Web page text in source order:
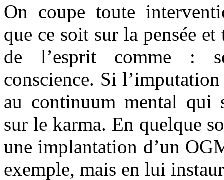
On coupe toute
que ce soit sur la pensée
de l’esprit comme :
conscience. Si
au continuum mental qui
sur le karma. En quelque
une implantation d’un
exemple, mais en lui